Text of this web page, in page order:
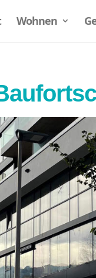
Wohnen